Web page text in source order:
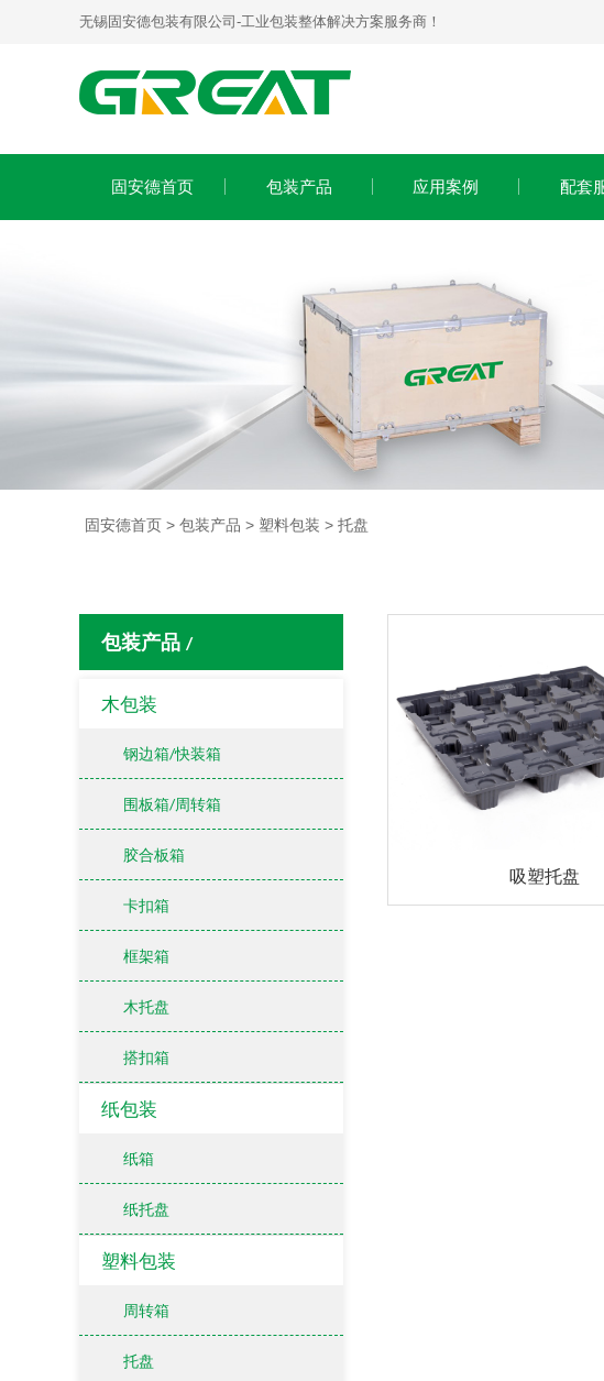
无锡固安德包装有限公司-工业包装整体解决方案服务商！
固安德首页 包装产品 应用案例 配套
固安德首页 > 包装产品 > 塑料包装 > 托盘
包装产品 /
木包装
钢边箱/快装箱
围板箱/周转箱
胶合板箱
卡扣箱
框架箱
木托盘
搭扣箱
纸包装
纸箱
纸托盘
塑料包装
周转箱
托盘
吸塑托盘